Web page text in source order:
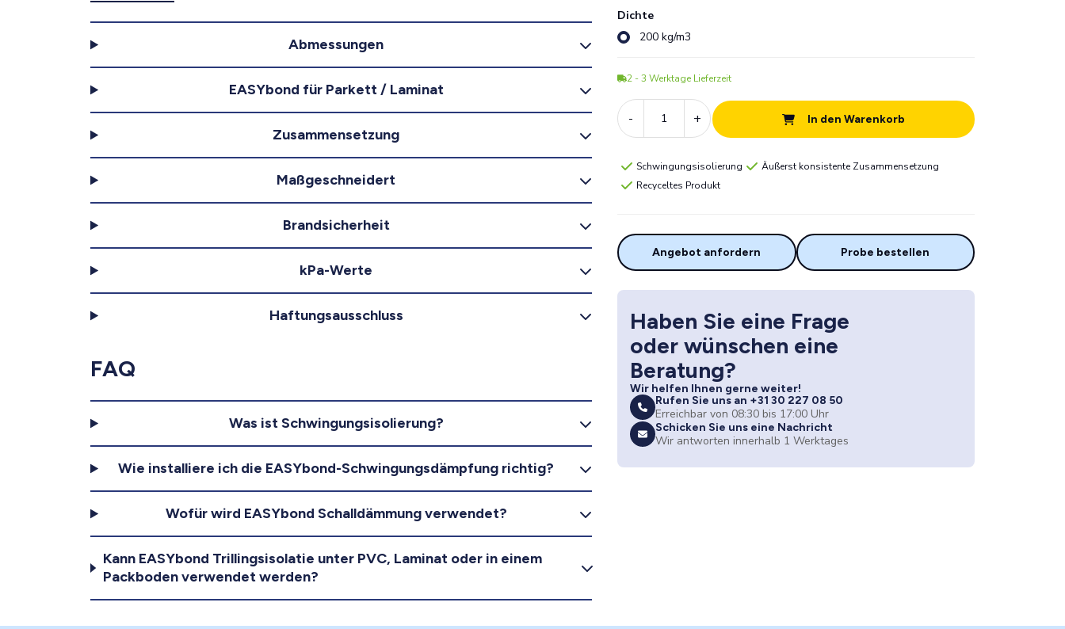
Dichte
200 kg/m3
2 - 3 Werktage Lieferzeit
- + In den Warenkorb
Schwingungsisolierung
Äußerst konsistente Zusammensetzung
Recyceltes Produkt
Angebot anfordern Probe bestellen
Haben Sie eine Frage
oder wünschen eine
Beratung?
Wir helfen Ihnen gerne weiter!
Rufen Sie uns an +31 30 227 08 50
Erreichbar von 08:30 bis 17:00 Uhr
Schicken Sie uns eine Nachricht
Wir antworten innerhalb 1 Werktages
Abmessungen
EASYbond für Parkett / Laminat
Zusammensetzung
Maßgeschneidert
Brandsicherheit
kPa-Werte
Haftungsausschluss
FAQ
Was ist Schwingungsisolierung?
Wie installiere ich die EASYbond-Schwingungsdämpfung richtig?
Wofür wird EASYbond Schalldämmung verwendet?
Kann EASYbond Trillingsisolatie unter PVC, Laminat oder in einem
Packboden verwendet werden?